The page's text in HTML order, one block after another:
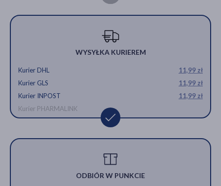
WYSYŁKA KURIEREM
Kurier DHL
11,99 zł
Kurier GLS
11,99 zł
Kurier INPOST
11,99 zł
Kurier PHARMALINK
ODBIÓR W PUNKCIE